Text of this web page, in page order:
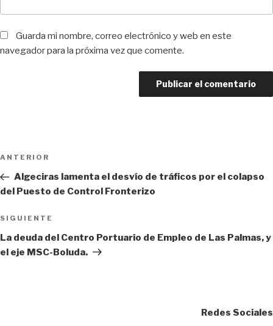
Guarda mi nombre, correo electrónico y web en este
navegador para la próxima vez que comente.
entradas
Entrada
anterior:
ANTERIOR
Algeciras lamenta el desvío de tráficos por el colapso
del Puesto de Control Fronterizo
Siguiente
entrada
SIGUIENTE
La deuda del Centro Portuario de Empleo de Las Palmas, y
el eje MSC-Boluda.
Redes Sociales